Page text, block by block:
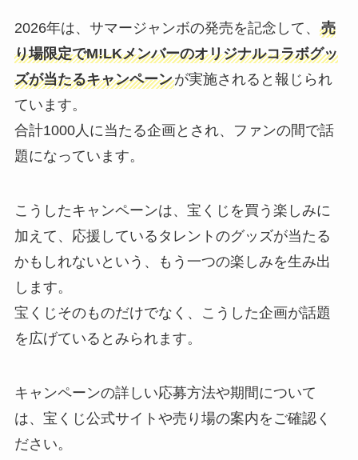
2026年は、サマージャンボの発売を記念して、 売
り場限定でM!LKメンバーのオリジナルコラボグッ
ズが当たるキャンペーンが実施されると報じられ
ています。
合計1000人に当たる企画とされ、ファンの間で話
題になっています。
こうしたキャンペーンは、宝くじを買う楽しみに
加えて、応援しているタレントのグッズが当たる
かもしれないという、もう一つの楽しみを生み出
します。
宝くじそのものだけでなく、こうした企画が話題
を広げているとみられます。
キャンペーンの詳しい応募方法や期間について
は、宝くじ公式サイトや売り場の案内をご確認く
ださい。